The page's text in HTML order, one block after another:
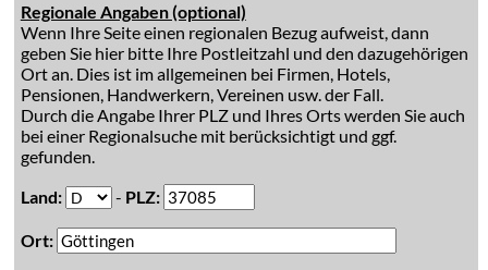
Regionale Angaben (optional)
Wenn Ihre Seite einen regionalen Bezug aufweist, dann
geben Sie hier bitte Ihre Postleitzahl und den dazugehörigen
Ort an. Dies ist im allgemeinen bei Firmen, Hotels,
Pensionen, Handwerkern, Vereinen usw. der Fall.
Durch die Angabe Ihrer PLZ und Ihres Orts werden Sie auch
bei einer Regionalsuche mit berücksichtigt und ggf.
gefunden.
Land:
- PLZ:
Ort: